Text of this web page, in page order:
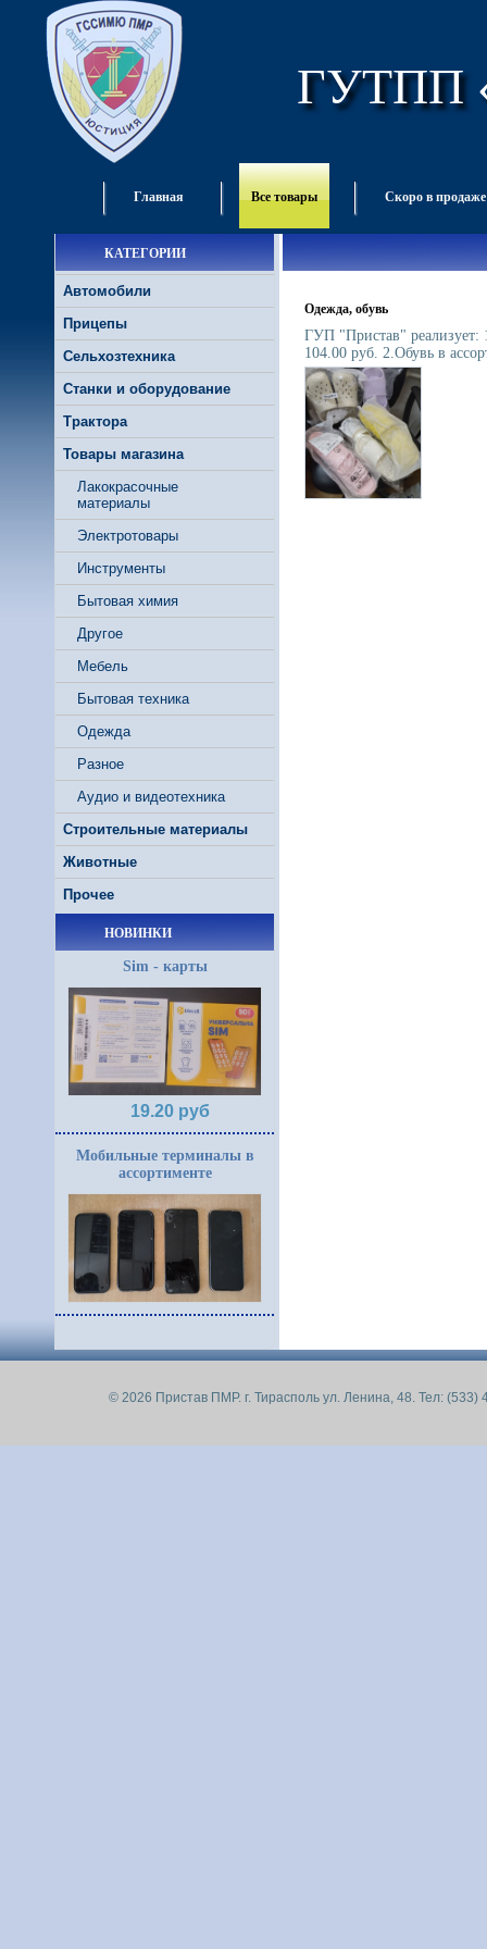
ГУТПП
Главная Все товары Скоро в продаже
КАТЕГОРИИ
Автомобили
Прицепы
Сельхозтехника
Станки и оборудование
Трактора
Товары магазина
Лакокрасочные
материалы
Электротовары
Инструменты
Бытовая химия
Другое
Мебель
Бытовая техника
Одежда
Разное
Аудио и видеотехника
Строительные материалы
Животные
Прочее
НОВИНКИ
Sim - карты
19.20 руб
Мобильные терминалы в
ассортименте
Одежда, обувь
ГУП "Пристав" реализует:
104.00 руб. 2.Обувь в
© 2026 Пристав ПМР. г. Тирасполь ул. Ленина, 48. Тел: (533)